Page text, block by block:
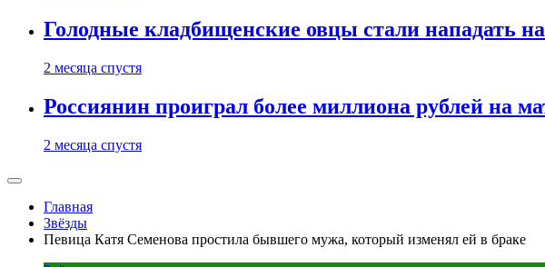
Голодные кладбищенские овцы стали нападать
2 месяца спустя
Россиянин проиграл более миллиона рублей на
2 месяца спустя
Главная
Звёзды
Певица Катя Семенова простила бывшего мужа, который изменял ей в браке